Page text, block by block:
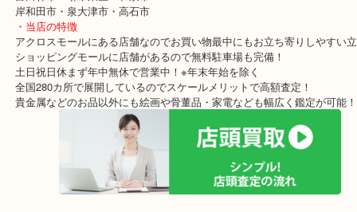
貴金属・ブランドなどの他にも鉄道模型・骨董品・ホビーまで業界
品目数で使わなくなったお品物をお買取りしています！
・最寄り駅
東北高速鉄道線「栂・美木多駅」「光明池」「泉ヶ丘」
・ご来店が多いエリア
堺市・大阪狭山市・堺市南区
富田林市・堺市東区・和泉市
岸和田市・泉大津市・高石市
・当店の特徴
アクロスモールにある店舗なのでお買い物最中にもお立ち寄りしや
ショッピングモールに店舗があるので無料駐車場も完備！
土日祝日休まず年中無休で営業中！※年末年始を除く